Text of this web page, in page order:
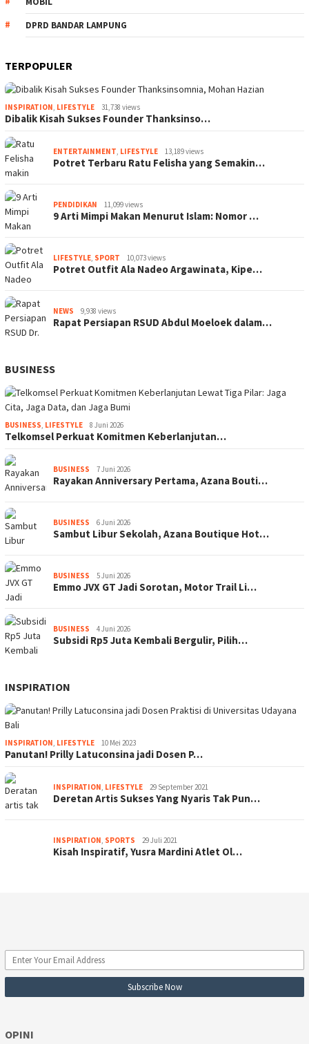
DPRD BANDAR LAMPUNG
TERPOPULER
INSPIRATION, LIFESTYLE 31,738 views
Dibalik Kisah Sukses Founder Thanksinso…
ENTERTAINMENT, LIFESTYLE 13,189 views
Potret Terbaru Ratu Felisha yang Semakin…
PENDIDIKAN 11,099 views
9 Arti Mimpi Makan Menurut Islam: Nomor …
LIFESTYLE, SPORT 10,073 views
Potret Outfit Ala Nadeo Argawinata, Kipe…
NEWS 9,938 views
Rapat Persiapan RSUD Abdul Moeloek dalam…
BUSINESS
BUSINESS, LIFESTYLE 8 Juni 2026
Telkomsel Perkuat Komitmen Keberlanjutan…
BUSINESS 7 Juni 2026
Rayakan Anniversary Pertama, Azana Bouti…
BUSINESS 6 Juni 2026
Sambut Libur Sekolah, Azana Boutique Hot…
BUSINESS 5 Juni 2026
Emmo JVX GT Jadi Sorotan, Motor Trail Li…
BUSINESS 4 Juni 2026
Subsidi Rp5 Juta Kembali Bergulir, Pilih…
INSPIRATION
INSPIRATION, LIFESTYLE 10 Mei 2023
Panutan! Prilly Latuconsina jadi Dosen P…
INSPIRATION, LIFESTYLE 29 September 2021
Deretan Artis Sukses Yang Nyaris Tak Pun…
INSPIRATION, SPORTS 29 Juli 2021
Kisah Inspiratif, Yusra Mardini Atlet Ol…
OPINI